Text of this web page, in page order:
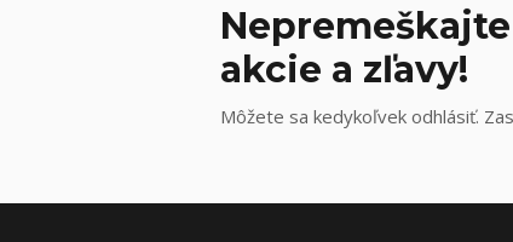
akcie a zľavy!
Môžete sa kedykoľvek odhlásiť.